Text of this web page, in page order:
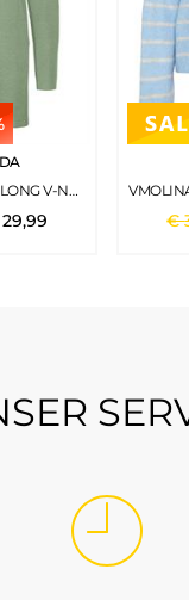
VMNEWLEXSUN LS LONG V-NECK PULLOVER NOOS RESEDA
29,99 €